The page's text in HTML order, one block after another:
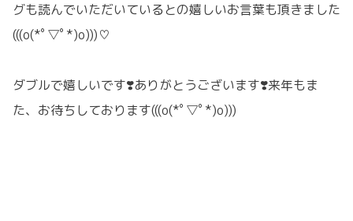
グも読んでいただいているとの嬉しいお言葉も頂きました
(((o(*ﾟ▽ﾟ*)o)))♡
ダブルで嬉しいです❣️ありがとうございます❣️来年もま
た、お待ちしております(((o(*ﾟ▽ﾟ*)o)))